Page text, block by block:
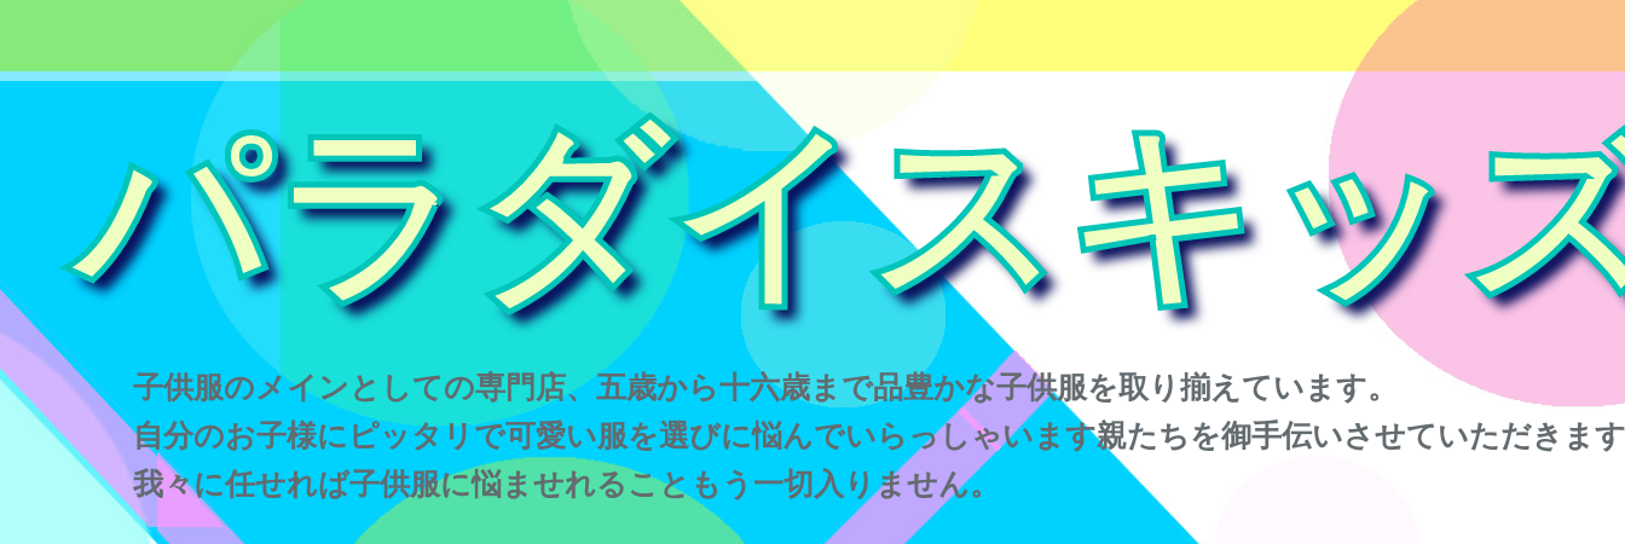
パラダイスキッ
子供服のメインとしての専門店、五歳から十六歳まで品豊かな子供服を取り揃えています。
自分のお子様にピッタリで可愛い服を選びに悩んでいらっしゃいます親たちを御手伝いさせていただきま
我々に任せれば子供服に悩ませれることもう一切入りません。